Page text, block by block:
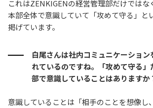
これはZENKIGENの経営管理部だけではな
本部全体で意識していて「攻めて守る」と
掲げています。
白尾さんは社内コミュニケーション
れているのですね。「攻めて守る
部で意識していることはありますか
意識していることは「相手のことを想像し